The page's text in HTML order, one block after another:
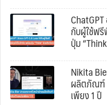
กับผู้ใช้ฟ
ปุ่ม
Nikita
ผลิตภัณฑ์
เพียง 1 ปี